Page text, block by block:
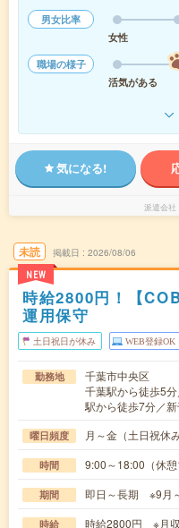
男女比率
女性
職場の様子
活気がある
気になる!
派遣会社
未読
NEW
掲載日 2026/08/06
時給2800円！【
運用保守
土日祝日が休み WEB登録OK
勤務地
千葉市中央区
千葉駅から徒歩5
駅から徒歩7分／
曜日頻度 月～金（土日祝休み
時間 9:00～18:00（休
期間 即日～長期 ※9月
時給
時給2800円 ※月